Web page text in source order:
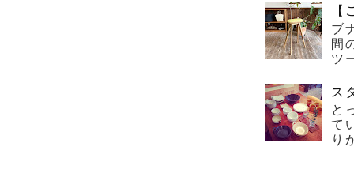
ブ
間
ツ
ス
と
て
り